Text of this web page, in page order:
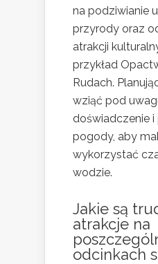
na podziwianie
przyrody oraz
atrakcji
przykład
Rudach.
wziąć pod
doświadczenie
pogody, aby
wykorzystać
wodzie.
Jakie są
atrakcje na
odcinkach